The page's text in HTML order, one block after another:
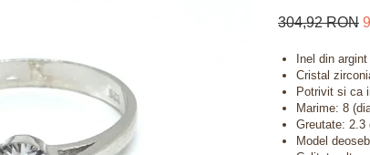
304,92 RON
Inel din
Cristal
Potrivit si ca
Marime: 8
Greutate: 2.3
Model